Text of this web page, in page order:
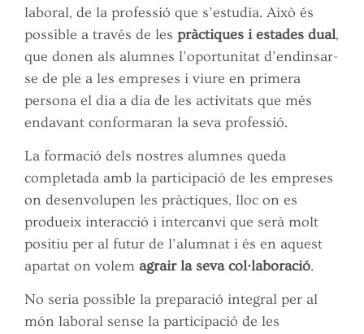
laboral, de la professió que s’estudia. Això és
possible a través de les pràctiques i estades dual,
que donen als alumnes l’oportunitat d’endinsar-
se de ple a les empreses i viure en primera
persona el dia a dia de les activitats que més
endavant conformaran la seva professió.
La formació dels nostres alumnes queda
completada amb la participació de les empreses
on desenvolupen les pràctiques, lloc on es
produeix interacció i intercanvi que serà molt
positiu per al futur de l’alumnat i és en aquest
apartat on volem agrair la seva col·laboració.
No seria possible la preparació integral per al
món laboral sense la participació de les